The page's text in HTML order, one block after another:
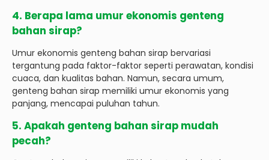
4. Berapa lama umur ekonomis genteng
bahan sirap?
Umur ekonomis genteng bahan sirap bervariasi
tergantung pada faktor-faktor seperti perawatan, kondisi
cuaca, dan kualitas bahan. Namun, secara umum,
genteng bahan sirap memiliki umur ekonomis yang
panjang, mencapai puluhan tahun.
5. Apakah genteng bahan sirap mudah
pecah?